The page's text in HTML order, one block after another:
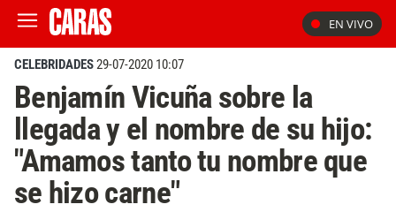
EN VIVO
CELEBRIDADES29-07-2020 10:07
Benjamín Vicuña sobre la
llegada y el nombre de su hijo:
"Amamos tanto tu nombre que
se hizo carne"